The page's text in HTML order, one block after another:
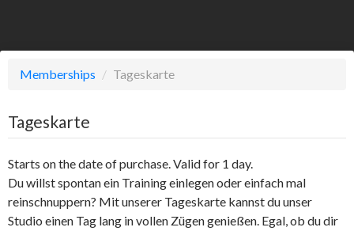
Memberships / Tageskarte
Tageskarte
Starts on the date of purchase. Valid for 1 day.
Du willst spontan ein Training einlegen oder einfach mal
reinschnuppern? Mit unserer Tageskarte kannst du unser
Studio einen Tag lang in vollen Zügen genießen. Egal, ob du dir